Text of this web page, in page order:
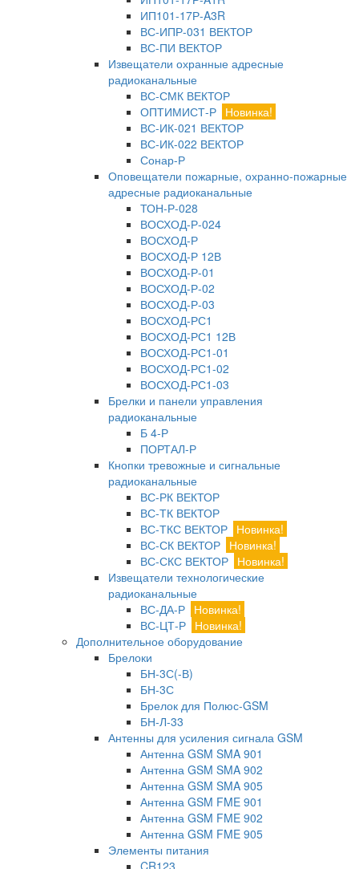
ИП101-17Р-A3R
ВС-ИПР-031 ВЕКТОР
ВС-ПИ ВЕКТОР
Извещатели охранные адресные
радиоканальные
ВС-СМК ВЕКТОР
ОПТИМИСТ-Р Новинка!
ВС-ИК-021 ВЕКТОР
ВС-ИК-022 ВЕКТОР
Сонар-Р
Оповещатели пожарные, охранно-пожарные
адресные радиоканальные
ТОН-Р-028
ВОСХОД-Р-024
ВОСХОД-Р
ВОСХОД-Р 12В
ВОСХОД-Р-01
ВОСХОД-Р-02
ВОСХОД-Р-03
ВОСХОД-РС1
ВОСХОД-РС1 12В
ВОСХОД-РС1-01
ВОСХОД-РС1-02
ВОСХОД-РС1-03
Брелки и панели управления
радиоканальные
Б 4-Р
ПОРТАЛ-Р
Кнопки тревожные и сигнальные
радиоканальные
ВС-РК ВЕКТОР
ВС-ТК ВЕКТОР
ВС-ТКС ВЕКТОР Новинка!
ВС-СК ВЕКТОР Новинка!
ВС-СКС ВЕКТОР Новинка!
Извещатели технологические
радиоканальные
ВС-ДА-Р Новинка!
ВС-ЦТ-Р Новинка!
Дополнительное оборудование
Брелоки
БН-3С(-В)
БН-3С
Брелок для Полюс-GSM
БН-Л-33
Антенны для усиления сигнала GSM
Антенна GSM SMA 901
Антенна GSM SMA 902
Антенна GSM SMA 905
Антенна GSM FME 901
Антенна GSM FME 902
Антенна GSM FME 905
Элементы питания
CR123